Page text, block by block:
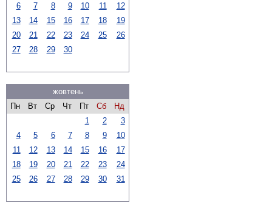
6
7 8 9 10 11
12
13
14 15 16 17 18
19
20
21 22 23 24 25
26
27
28 29 30
жовтень
Пн
Вт Ср Чт Пт Сб
Нд
1
2
3
4
5 6 7 8 9
10
11
12 13 14 15 16
17
18
19 20 21 22 23
24
25
26 27 28 29 30 31